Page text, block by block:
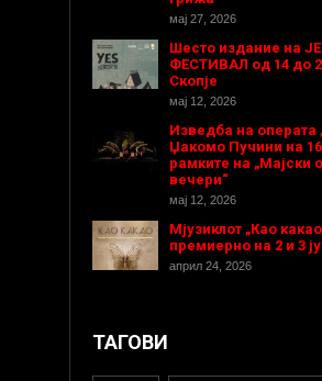
мај 27, 2026
Шесто издание на
ФЕСТИВАЛ од 14 до
Скопје
мај 12, 2026
Изведба на операта
Џакомо Пучини на
рамките на „Мајски
вечери“
мај 12, 2026
Мјузиклот „Као
премиерно на 2 и 3
април 24, 2026
ТАГОВИ